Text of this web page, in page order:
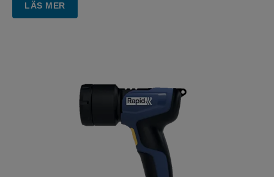
LÄS MER